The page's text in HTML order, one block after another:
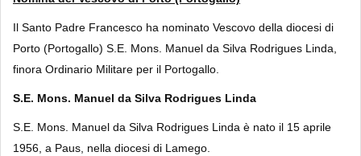
Il Santo Padre Francesco ha nominato Vescovo della diocesi di
Porto (Portogallo) S.E. Mons. Manuel da Silva Rodrigues Linda,
finora Ordinario Militare per il Portogallo.
S.E. Mons. Manuel da Silva Rodrigues Linda
S.E. Mons. Manuel da Silva Rodrigues Linda è nato il 15 aprile
1956, a Paus, nella diocesi di Lamego.